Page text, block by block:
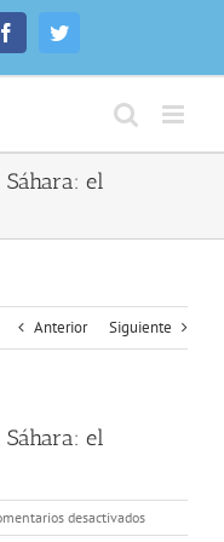
FacebookTwitter
el
Anterior Siguiente
el
desactivadosen
La